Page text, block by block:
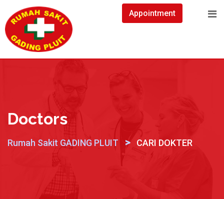
content
Appointment
Doctors
Rumah Sakit GADING PLUIT > CARI DOKTER